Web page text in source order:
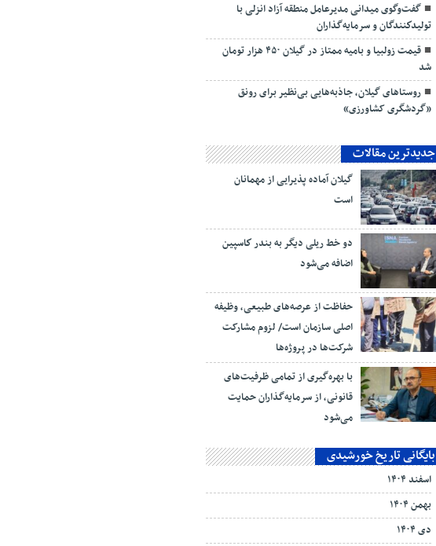
گفت‌وگوی میدانی مدیرعامل منطقه آزاد انزلی با
تولیدكنندگان و سرمایه‌گذاران
قیمت زولبیا و بامیه ممتاز در گیلان ۴۵۰ هزار تومان
شد
روستاهای گیلان، جاذبه‌هایی بی‌نظیر برای رونق
«گردشگری کشاورزی»
جدیدترین مقالات
گیلان آماده پذیرایی‌ از مهمانان
است
دو خط ریلی دیگر به بندر كاسپین
اضافه می‌شود
حفاظت از عرصه‌های طبیعی، وظیفه
اصلی سازمان است/ لزوم مشارکت
شرکت‌ها در پروژه‌ها
با بهره‌گیری از تمامی ظرفیت‌های
قانونی، از سرمایه‌گذاران حمایت
می‌شود
بایگانی تاریخ خورشیدی
اسفند ۱۴۰۴
بهمن ۱۴۰۴
دی ۱۴۰۴